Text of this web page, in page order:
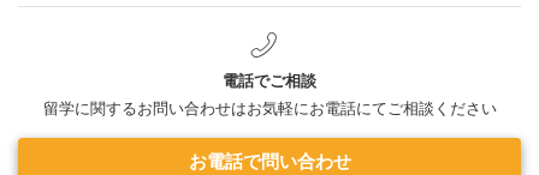
電話でご相談
留学に関するお問い合わせはお気軽にお電話にてご相談ください
お電話で問い合わせ